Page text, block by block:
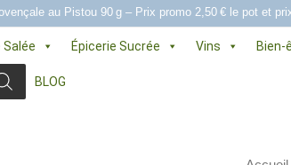
au Pistou 90 g – Prix promo 2,50 € le pot et
Salée Épicerie Sucrée Vins Bien-
BLOG